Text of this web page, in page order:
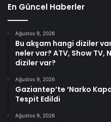
En Güncel Haberler
Ağustos 9, 2026
Bu akşam hangi diziler
neler var? ATV, Show TV,
diziler var?
Ağustos 9, 2026
Gaziantep’te ‘Narko
Tespit Edildi
Ağustos 9, 2026